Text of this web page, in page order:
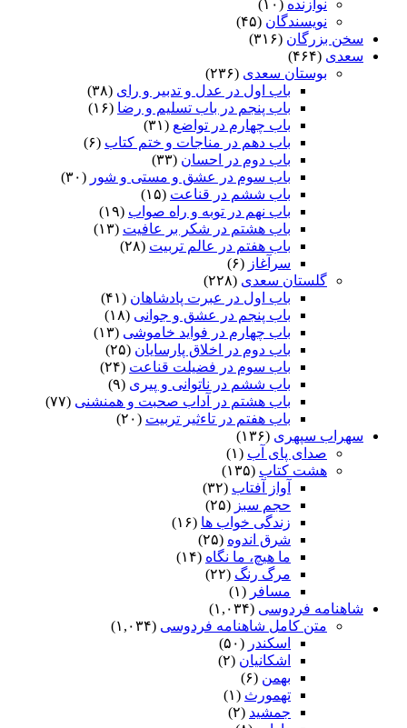
نوازنده (۱۰)
نویسندگان (۴۵)
سخن بزرگان (۳۱۶)
سعدی (۴۶۴)
بوستان سعدی (۲۳۶)
باب اول در عدل و تدبیر و رای (۳۸)
باب پنجم در باب تسلیم و رضا (۱۶)
باب چهارم در تواضع (۳۱)
باب دهم در مناجات و ختم کتاب (۶)
باب دوم در احسان (۳۳)
باب سوم در عشق و مستی و شور (۳۰)
باب ششم در قناعت (۱۵)
باب نهم در توبه و راه صواب (۱۹)
باب هشتم در شکر بر عافیت (۱۳)
باب هفتم در عالم تربیت (۲۸)
سرآغاز (۶)
گلستان سعدی (۲۲۸)
باب اول در عبرت پادشاهان (۴۱)
باب پنجم در عشق و جوانى (۱۸)
باب چهارم در فواید خاموشى (۱۳)
باب دوم در اخلاق پارسایان (۲۵)
باب سوم در فضیلت قناعت (۲۴)
باب ششم در ناتوانى و پیرى (۹)
باب هشتم در آداب صحبت و همنشنى (۷۷)
باب هفتم در تاءثیر تربیت (۲۰)
سهراب سپهری (۱۳۶)
صدای پای آب (۱)
هشت کتاب (۱۳۵)
آواز آفتاب (۳۲)
حجم سبز (۲۵)
زندگی خواب ها (۱۶)
شرق اندوه (۲۵)
ما هیچ، ما نگاه (۱۴)
مرگ رنگ (۲۲)
مسافر (۱)
شاهنامه فردوسی (۱,۰۳۴)
متن کامل شاهنامه فردوسی (۱,۰۳۴)
اسکندر (۵۰)
اشکانیان (۲)
بهمن (۶)
تهمورث (۱)
جمشید (۲)